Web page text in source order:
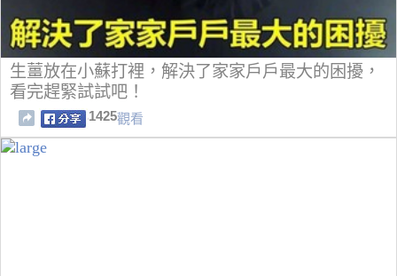
生薑放在小蘇打裡，解決了家家戶戶最大的困擾，
看完趕緊試試吧！
1425觀看